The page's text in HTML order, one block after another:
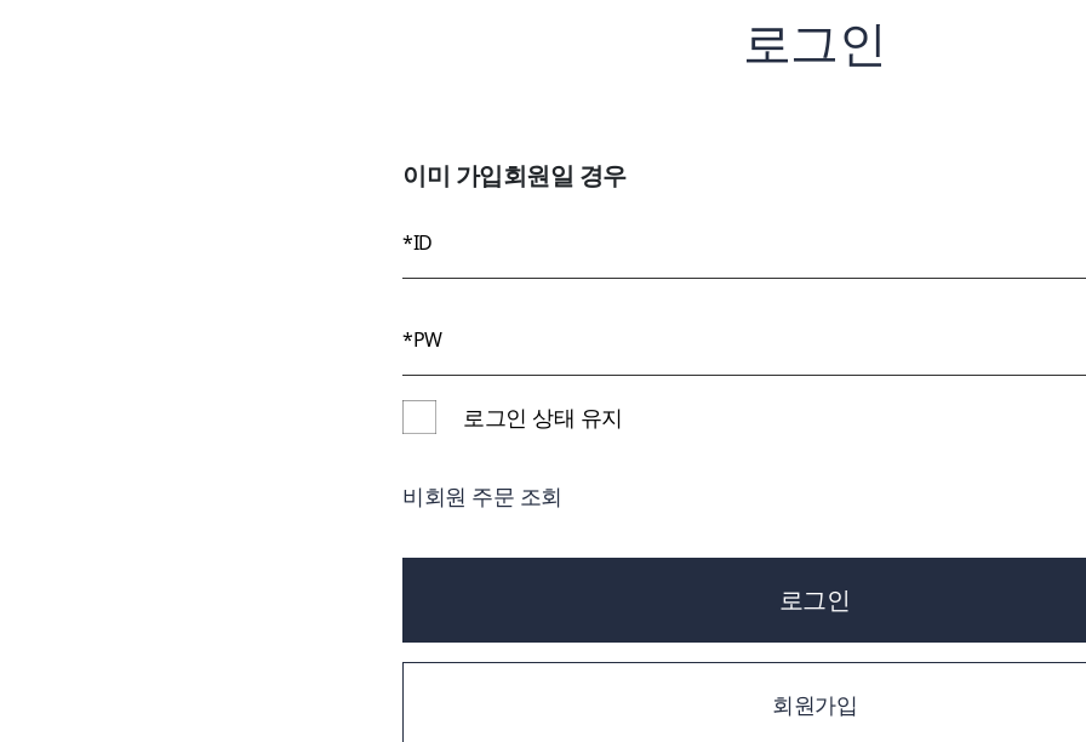
로그인
이미 가입회원일 경우
로그인 상태 유지
비회원 주문 조회
로그인
회원가입